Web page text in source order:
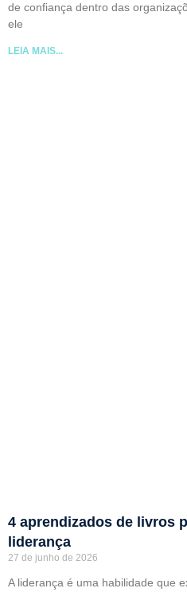
de confiança dentro das
ele
LEIA MAIS...
4 aprendizados de livros
liderança
27 de junho de 2026
A liderança é uma habilidade que